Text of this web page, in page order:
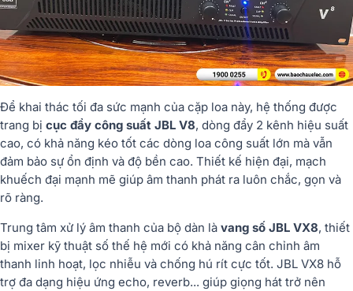
Để khai thác tối đa sức mạnh của cặp loa này, hệ thống được
trang bị cục đẩy công suất JBL V8, dòng đẩy 2 kênh hiệu suất
cao, có khả năng kéo tốt các dòng loa công suất lớn mà vẫn
đảm bảo sự ổn định và độ bền cao. Thiết kế hiện đại, mạch
khuếch đại mạnh mẽ giúp âm thanh phát ra luôn chắc, gọn và
rõ ràng.
Trung tâm xử lý âm thanh của bộ dàn là vang số JBL VX8, thiết
bị mixer kỹ thuật số thế hệ mới có khả năng cân chỉnh âm
thanh linh hoạt, lọc nhiễu và chống hú rít cực tốt. JBL VX8 hỗ
trợ đa dạng hiệu ứng echo, reverb... giúp giọng hát trở nên